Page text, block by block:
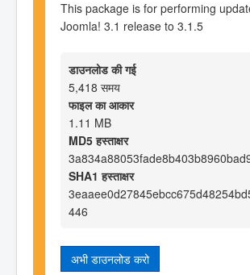
This package is for performing
Joomla! 3.1 release to 3.1.5
डाउनलोड की गई
5,418 समय
फाइल का आकार
1.11 MB
MD5 हस्ताक्षर
SHA1 हस्ताक्षर
446
अभी डाउनलोड करो